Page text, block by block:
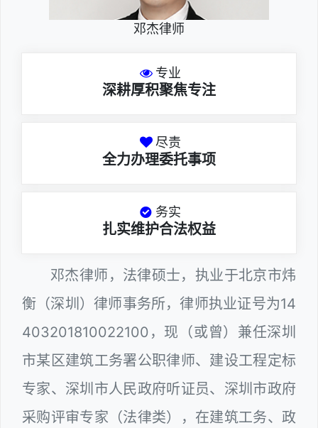
邓杰律师
专业
深耕厚积聚焦专注
尽责
全力办理委托事项
务实
扎实维护合法权益
邓杰律师，法律硕士，执业于北京市炜
衡（深圳）律师事务所，律师执业证号为14
403201810022100，现（或曾）兼任深圳
市某区建筑工务署公职律师、建设工程定标
专家、深圳市人民政府听证员、深圳市政府
采购评审专家（法律类），在建筑工务、政